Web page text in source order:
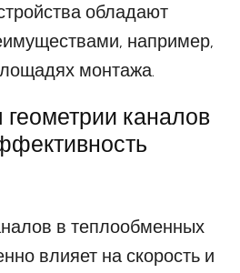
обладают
например,
монтажа.
каналов
в теплообменных
влияет на скорость и